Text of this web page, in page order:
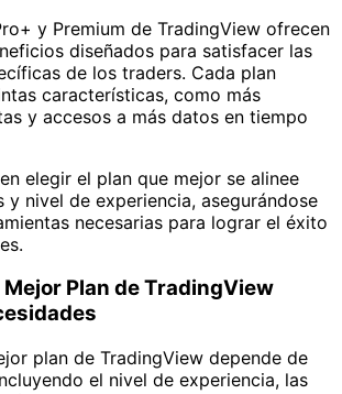
y Premium de TradingView ofrecen
diseñados para satisfacer las
de los traders. Cada plan
características, como más
y accesos a más datos en tiempo
elegir el plan que mejor se alinee
y nivel de experiencia, asegurándose
necesarias para lograr el éxito
Mejor Plan de TradingView
plan de TradingView depende de
el nivel de experiencia, las